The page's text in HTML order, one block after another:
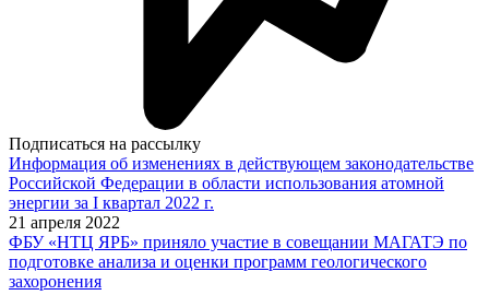
Подписаться на рассылку
Информация об изменениях в действующем законодательстве
Российской Федерации в области использования атомной
энергии за I квартал 2022 г.
21 апреля 2022
ФБУ «НТЦ ЯРБ» приняло участие в совещании МАГАТЭ по
подготовке анализа и оценки программ геологического
захоронения